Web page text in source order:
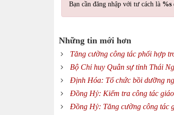
Bạn cần đăng nhập với tư cách là %s
Những tin mới hơn
Tăng cường công tác phối hợp
Bộ Chỉ huy Quân sự tỉnh Thái
Định Hóa: Tổ chức bồi dưỡng
Đồng Hỷ: Kiểm tra công tác
Đồng Hỷ: Tăng cường công tác